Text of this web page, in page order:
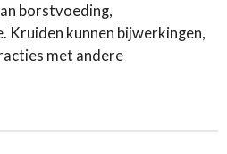
borstvoeding,
Kruiden kunnen bijwerkingen,
met andere